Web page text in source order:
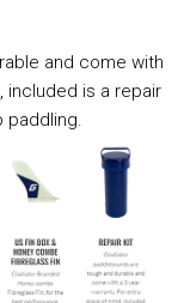
and come with
included is a repair
paddling.